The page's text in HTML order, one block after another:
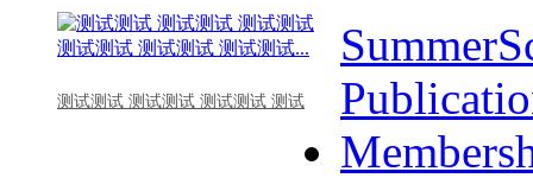
测试测试 测试测试 测试测试 测试